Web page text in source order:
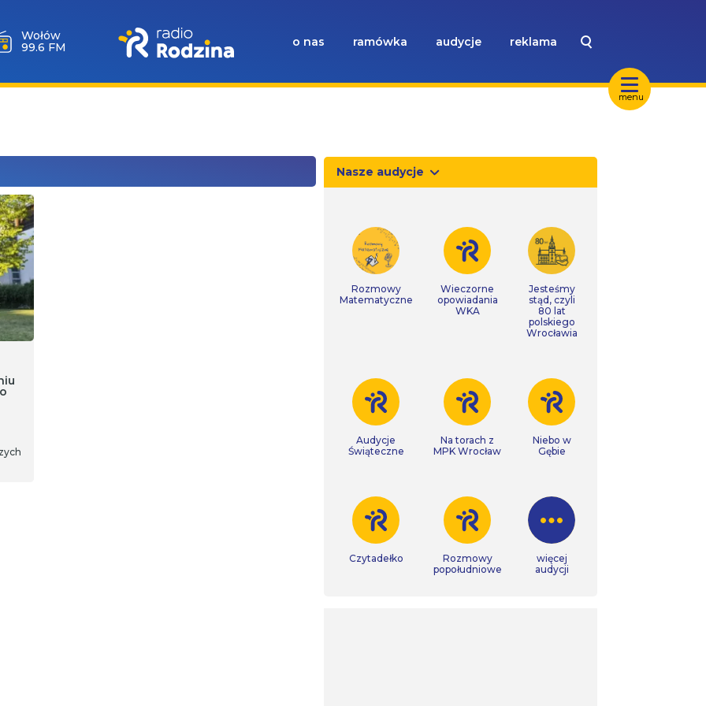
menu
Wołów
99.6 FM
o nas ramówka audycje reklama
Nasze audycje
Rozmowy
Matematyczne
Wieczorne
opowiadania
WKA
Jesteśmy
stąd, czyli
80 lat
polskiego
Wrocławia
Audycje
Świąteczne
Na torach z
MPK Wrocław
Niebo w
Gębie
Czytadełko
Rozmowy
popołudniowe
więcej
audycji